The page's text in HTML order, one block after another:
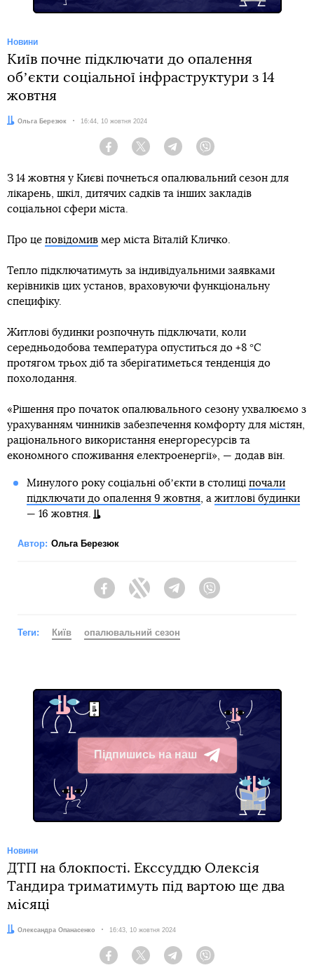
Новини
Київ почне підключати до опалення
обʼєкти соціальної інфраструктури з 14
жовтня
Автор:
Ольга Березюк Дата:
16:44, 10 жовтня 2024
Facebook Twitter Telegram
З 14 жовтня у Києві почнеться опалювальний сезон для
лікарень, шкіл, дитячих садків та інших закладів
соціальної сфери міста.
Про це повідомив мер міста Віталій Кличко.
Тепло підключатимуть за індивідуальними заявками
керівників цих установ, враховуючи функціональну
специфіку.
Житлові будинки розпочнуть підключати, коли
середньодобова температура опуститься до +8 °C
протягом трьох діб та зберігатиметься тенденція до
похолодання.
«Рішення про початок опалювального сезону ухвалюємо з
урахуванням чинників забезпечення комфорту для містян,
раціонального використання енергоресурсів та
економного споживання електроенергії», — додав він.
Минулого року соціальні обʼєкти в столиці почали
підключати до опалення 9 жовтня, а житлові будинки
— 16 жовтня.
Автор: Ольга Березюк
FacebookTwitter Telegram
Теги: Київ опалювальний сезон
Підпишись на наш
Telegram
Новини
ДТП на блокпості. Екссуддю Олексія
Тандира триматимуть під вартою ще два
місяці
Автор:
Олександра Опанасенко Дата:
16:43, 10 жовтня 2024
Facebook Twitter Telegram